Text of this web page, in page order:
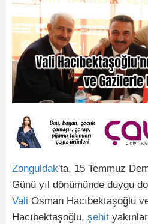
Zonguldak'ta, 15 Temmuz
Günü yıl dönümünde duygu
Vali Osman Hacıbektaşoğlu
Hacıbektaşoğlu, şehit